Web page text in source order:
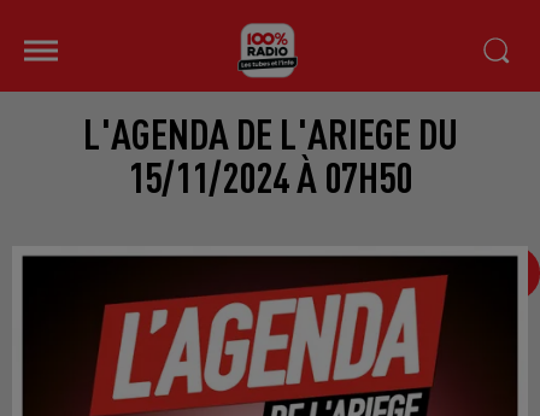
L'AGENDA DE L'ARIEGE DU
15/11/2024 À 07H50